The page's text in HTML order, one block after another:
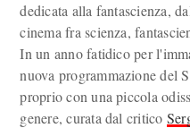
dedicata alla fantascienza,
cinema fra scienza,
In un anno fatidico per
nuova programmazione del
proprio con una piccola
genere, curata dal critico